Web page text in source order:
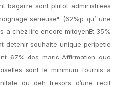
bagarre sont plutot administrees
serieuse* (62%p qu’ une
a chez lire encore mitoyenEt 35%
detenir souhaite unique peripetie
67% des maris Affirmation que
sont le minimum fournis a
du deh tresors d’une recit